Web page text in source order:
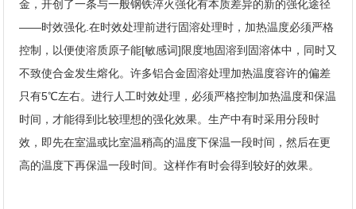
金，开创了一条与一般钢铁淬火强化有本质差异的新的强化途径
——时效强化.在时效处理前进行固溶处理时，加热温度必须严格
控制，以便使溶质原子能[敏感词]限度地固溶到固溶体中，同时又
不致使合金发生熔化。许多铝合金固溶处理加热温度容许的偏差
只有5℃左右。进行人工时效处理，必须严格控制加热温度和保温
时间，才能得到比较理想的强化效果。生产中有时采用分段时
效，即先在室温或比室温稍高的温度下保温一段时间，然后在更
高的温度下再保温一段时间。这样作有时会得到较好的效果。